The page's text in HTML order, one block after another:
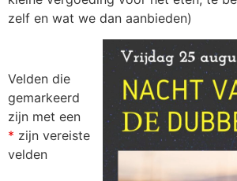
zelf en wat we dan aanbieden)
Velden die
gemarkeerd
zijn met een
* zijn vereiste
velden